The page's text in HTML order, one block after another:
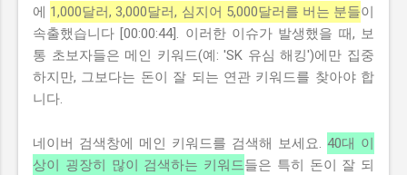
에 1,000달러, 3,000달러, 심지어 5,000달러를 버는 분들이
속출했습니다 [00:00:44]. 이러한 이슈가 발생했을 때, 보
통 초보자들은 메인 키워드(예: 'SK 유심 해킹')에만 집중
하지만, 그보다는 돈이 잘 되는 연관 키워드를 찾아야 합
니다.
네이버 검색창에 메인 키워드를 검색해 보세요. 40대 이
상이 굉장히 많이 검색하는 키워드들은 특히 돈이 잘 되